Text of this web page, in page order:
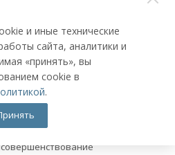
«Методика преподавания
и иные технические
сайта, аналитики и
«принять», вы
cookie в
.